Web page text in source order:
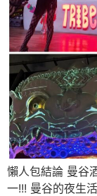
懶人包結論 曼谷
一!!! 曼谷的夜生